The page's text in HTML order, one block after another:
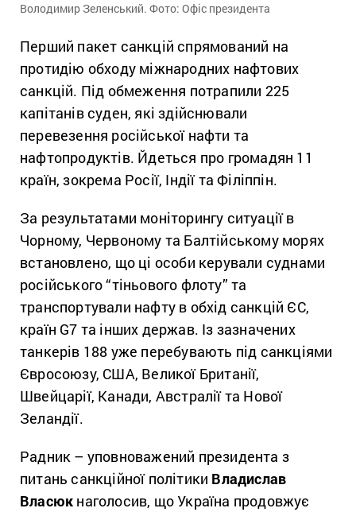
Володимир Зеленський. Фото: Офіс президента
Перший пакет санкцій спрямований на
протидію обходу міжнародних нафтових
санкцій. Під обмеження потрапили 225
капітанів суден, які здійснювали
перевезення російської нафти та
нафтопродуктів. Йдеться про громадян 11
країн, зокрема Росії, Індії та Філіппін.
За результатами моніторингу ситуації в
Чорному, Червоному та Балтійському морях
встановлено, що ці особи керували суднами
російського “тіньового флоту” та
транспортували нафту в обхід санкцій ЄС,
країн G7 та інших держав. Із зазначених
танкерів 188 уже перебувають під санкціями
Євросоюзу, США, Великої Британії,
Швейцарії, Канади, Австралії та Нової
Зеландії.
Радник – уповноважений президента з
питань санкційної політики Владислав
Власюк наголосив, що Україна продовжує